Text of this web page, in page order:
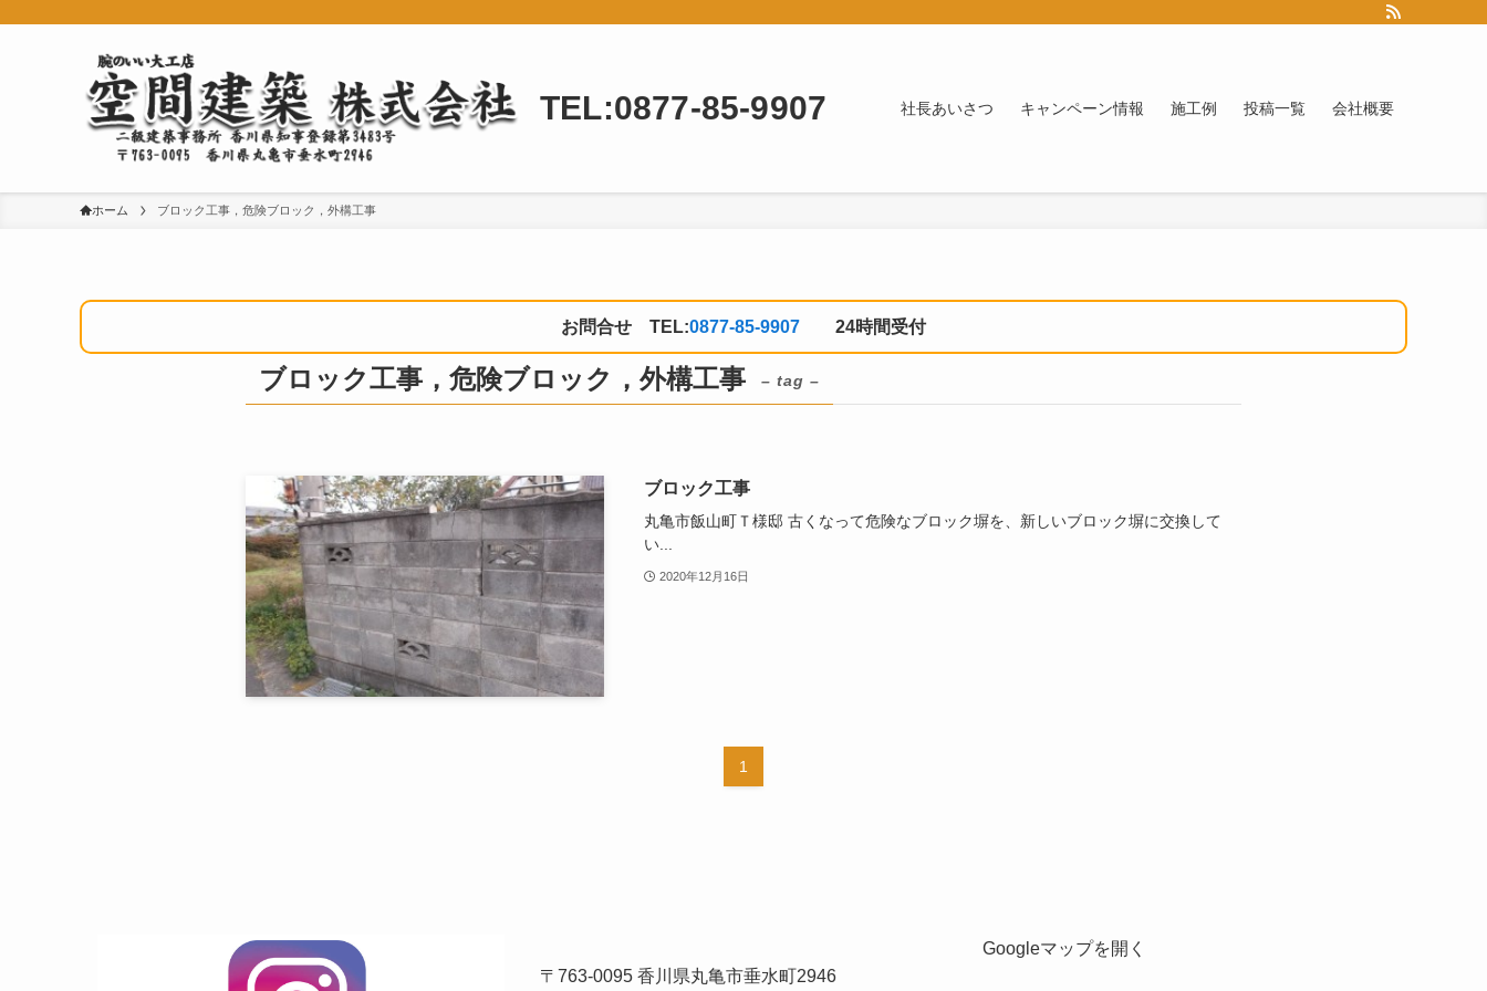
TEL:0877-85-9907 社長あいさつ キャンペーン情報 施工例 投稿一覧 会社概要
ホーム ブロック工事，危険ブロック，外構工事
お問合せ TEL:0877-85-9907 24時間受付
ブロック工事，危険ブロック，外構工事 – tag –
ブロック工事
丸亀市飯山町Ｔ様邸 古くなって危険なブロック塀を、新しいブロック塀に交換して
い...
2020年12月16日
1
〒763-0095 香川県丸亀市垂水町2946
Googleマップを開く